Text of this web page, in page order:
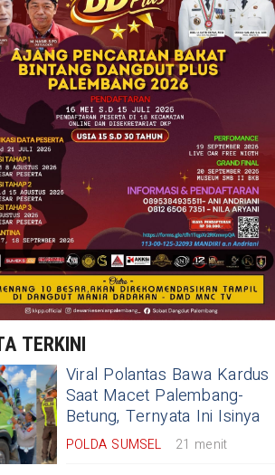
TERKINI
Viral Polantas Bawa Kardus
Saat Macet Palembang-
Betung, Ternyata Ini Isinya
POLDA SUMSEL 21 menit